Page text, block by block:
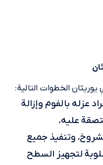
الخطوات التالية:
عزله بالفوم وإزالة
عليه.
وتنفيذ جميع
لتجهيز السطح